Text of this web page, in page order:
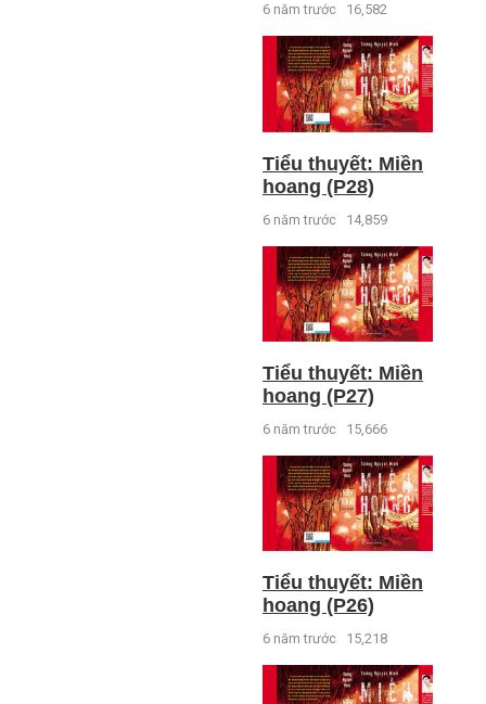
6 năm trước 16,582
Tiểu thuyết: Miền
hoang (P28)
6 năm trước 14,859
Tiểu thuyết: Miền
hoang (P27)
6 năm trước 15,666
Tiểu thuyết: Miền
hoang (P26)
6 năm trước 15,218